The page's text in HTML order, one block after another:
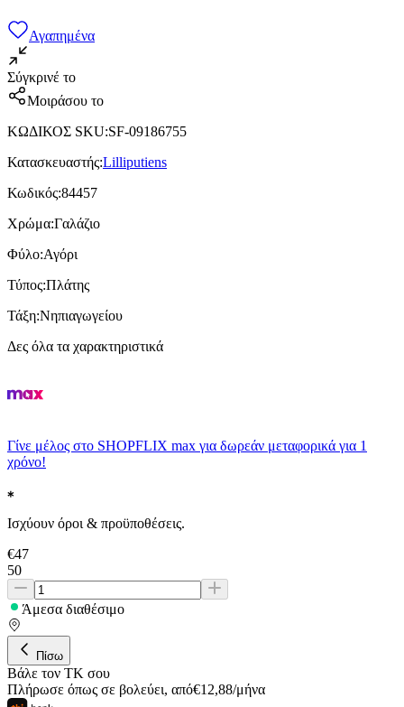
Αγαπημένα
Σύγκρινέ το
Μοιράσου το
ΚΩΔΙΚΟΣ SKU:SF-09186755
Κατασκευαστής:Lilliputiens
Κωδικός:84457
Χρώμα:Γαλάζιο
Φύλο:Αγόρι
Τύπος:Πλάτης
Τάξη:Νηπιαγωγείου
Δες όλα τα χαρακτηριστικά
Γίνε μέλος στο SHOPFLIX max για δωρεάν μεταφορικά για 1
χρόνο!
Ισχύουν όροι & προϋποθέσεις.
€47
50
Άμεσα διαθέσιμο
Πίσω
Βάλε τον ΤΚ σου
Πλήρωσε όπως σε βολεύει, από€12,88/μήνα